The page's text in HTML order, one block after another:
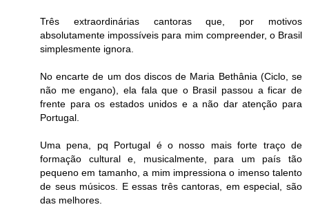
Três extraordinárias cantoras que, por motivos
absolutamente impossíveis para mim compreender, o Brasil
simplesmente ignora.
No encarte de um dos discos de Maria Bethânia (Ciclo, se
não me engano), ela fala que o Brasil passou a ficar de
frente para os estados unidos e a não dar atenção para
Portugal.
Uma pena, pq Portugal é o nosso mais forte traço de
formação cultural e, musicalmente, para um país tão
pequeno em tamanho, a mim impressiona o imenso talento
de seus músicos. E essas três cantoras, em especial, são
das melhores.